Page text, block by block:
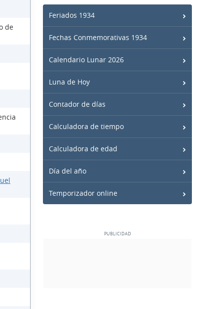
de
Feriados 1934
Fechas Conmemorativas 1934
Calendario Lunar 2026
Luna de Hoy
Contador de días
Calculadora de tiempo
Calculadora de edad
Día del año
Temporizador online